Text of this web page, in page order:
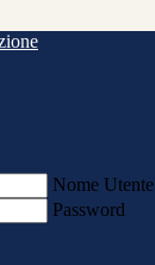
Nome Utente
Password